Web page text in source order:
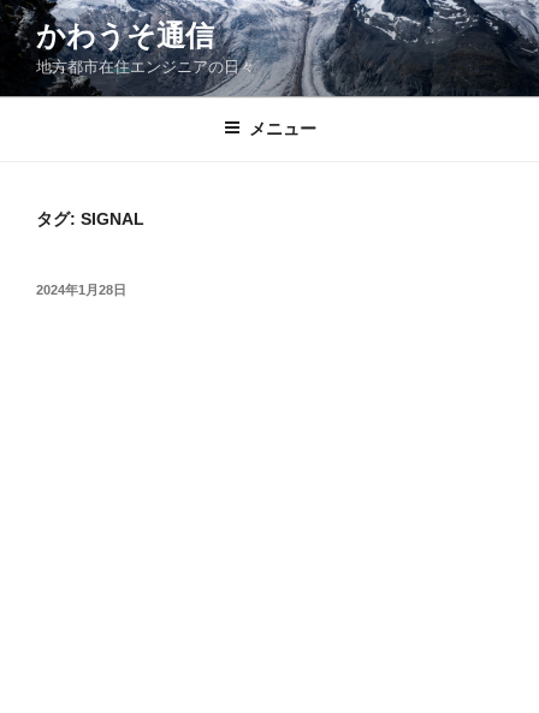
コ
ン
ン
かわうそ通信
地方都市在住エンジニアの日々
メニュー
タグ: SIGNAL
投
2024年1月28日